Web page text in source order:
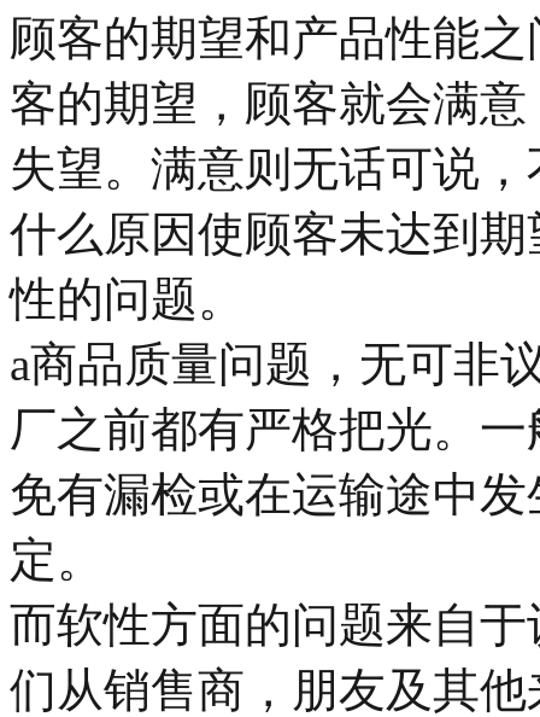
顾客的期望和产品性能
客的期望，顾客就会满
失望。满意则无话可说
什么原因使顾客未达到
性的问题。
a商品质量问题，无可非
厂之前都有严格把光。
免有漏检或在运输途中
定。
而软性方面的问题来自
们从销售商，朋友及其